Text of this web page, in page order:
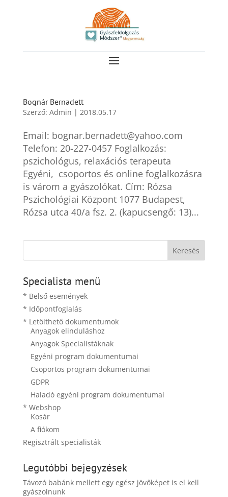
Bognár Bernadett
Szerző: Admin | 2018.05.17
Email: bognar.bernadett@yahoo.com
Telefon: 20-227-0457 Foglalkozás:
pszichológus, relaxációs terapeuta
Egyéni, csoportos és online foglalkozásra
is várom a gyászolókat. Cím: Rózsa
Pszichológiai Központ 1077 Budapest,
Rózsa utca 40/a fsz. 2. (kapucsengő: 13)...
Specialista menü
* Belső események
* Időpontfoglalás
* Letölthető dokumentumok
Anyagok elinduláshoz
Anyagok Specialistáknak
Egyéni program dokumentumai
Csoportos program dokumentumai
GDPR
Haladó egyéni program dokumentumai
* Webshop
Kosár
A fiókom
Regisztrált specialisták
Legutóbbi bejegyzések
Távozó babánk mellett egy egész jövőképet is el kell
gyászolnunk